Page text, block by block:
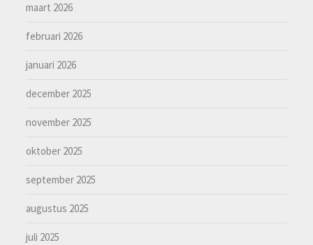
maart 2026
februari 2026
januari 2026
december 2025
november 2025
oktober 2025
september 2025
augustus 2025
juli 2025